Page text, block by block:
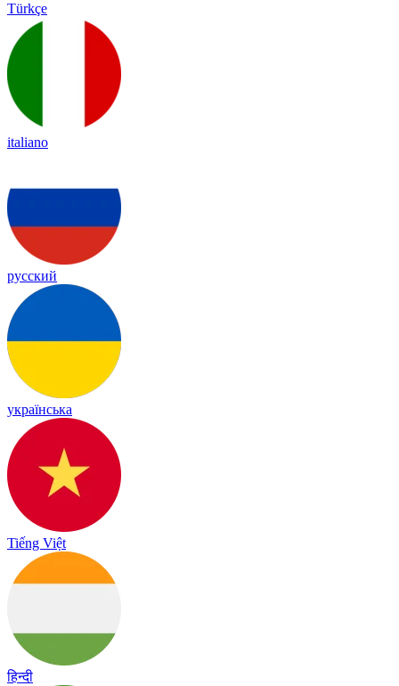
Türkçe
italiano
русский
українська
Tiếng Việt
हिन्दी